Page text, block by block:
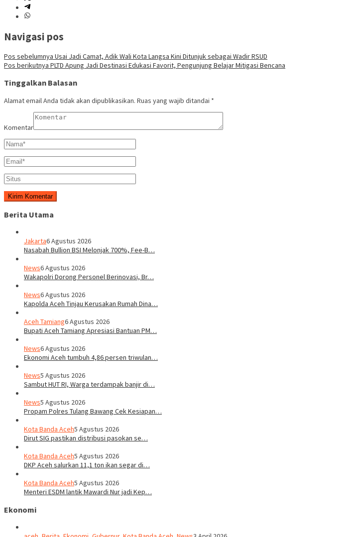
Navigasi pos
Pos sebelumnya Usai Jadi Camat, Adik Wali Kota Langsa Kini Ditunjuk sebagai Wadir RSUD
Pos berikutnya PLTD Apung Jadi Destinasi Edukasi Favorit, Pengunjung Belajar Mitigasi Bencana
Tinggalkan Balasan
Alamat email Anda tidak akan dipublikasikan. Ruas yang wajib ditandai *
Komentar
Berita Utama
Jakarta6 Agustus 2026
Nasabah Bullion BSI Melonjak 700%, Fee-B…
News6 Agustus 2026
Wakapolri Dorong Personel Berinovasi, Br…
News6 Agustus 2026
Kapolda Aceh Tinjau Kerusakan Rumah Dina…
Aceh Tamiang6 Agustus 2026
Bupati Aceh Tamiang Apresiasi Bantuan PM…
News6 Agustus 2026
Ekonomi Aceh tumbuh 4,86 persen triwulan…
News5 Agustus 2026
Sambut HUT RI, Warga terdampak banjir di…
News5 Agustus 2026
Propam Polres Tulang Bawang Cek Kesiapan…
Kota Banda Aceh5 Agustus 2026
Dirut SIG pastikan distribusi pasokan se…
Kota Banda Aceh5 Agustus 2026
DKP Aceh salurkan 11,1 ton ikan segar di…
Kota Banda Aceh5 Agustus 2026
Menteri ESDM lantik Mawardi Nur jadi Kep…
Ekonomi